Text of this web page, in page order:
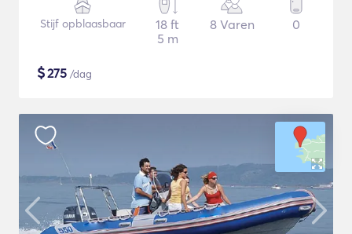
Stijf opblaasbaar
18 ft
5 m
8 Varen 0
$275 /dag